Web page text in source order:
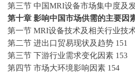
第三节 中国MRI设备市场集中度及
第十章 影响中国市场供需的主要因
第一节 MRI设备技术及相关行业技
第二节 进出口贸易现状及趋势 151
第三节 下游行业需求变化因素 153
第四节 市场大环境影响因素 154